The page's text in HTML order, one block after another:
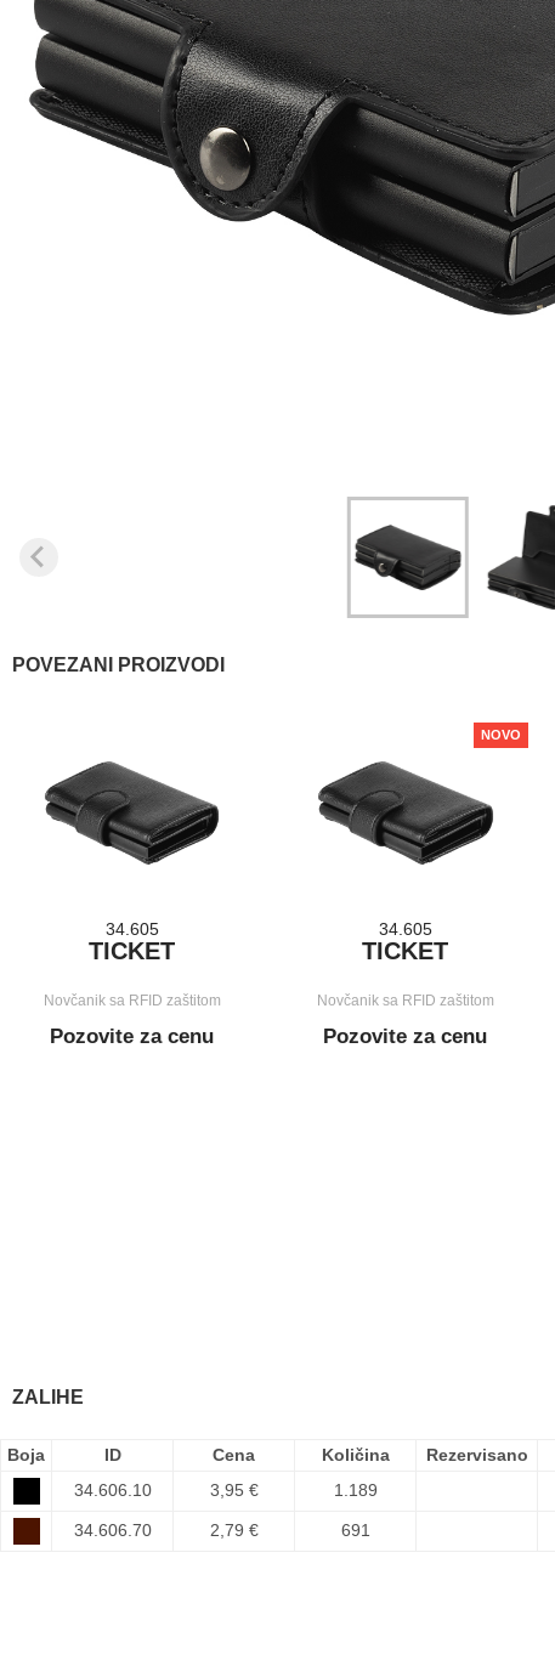
POVEZANI PROIZVODI
34.605
TICKET
Novčanik sa RFID zaštitom
Pozovite za cenu
NOVO
34.605
TICKET
Novčanik sa RFID zaštitom
Pozovite za cenu
ZALIHE
Boja ID Cena Količina Rezervisano
34.606.10
3,95 € 1.189
34.606.70 2,79 € 691